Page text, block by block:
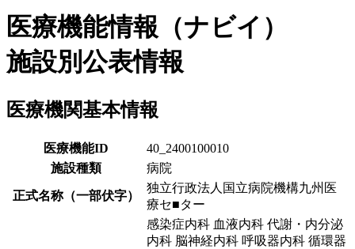
医療機能情報（ナビイ）
施設別公表情報
医療機関基本情報
医療機能ID
40_2400100010
施設種類
病院
正式名称（一部伏字）
独立行政法人国立病院機構九州医
療セ■ター
感染症内科 血液内科 代謝・内分泌
内科 脳神経内科 呼吸器内科 循環器